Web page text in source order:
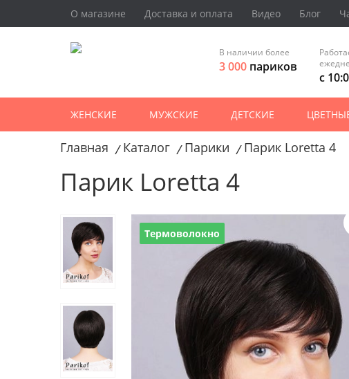
О магазине Доставка и оплата Видео Блог
В наличии более
3 000 париков
с
ЖЕНСКИЕ МУЖСКИЕ ДЕТСКИЕ
Главная / Каталог / Парики / Парик Loretta 4
Парик Loretta 4
Термоволокно